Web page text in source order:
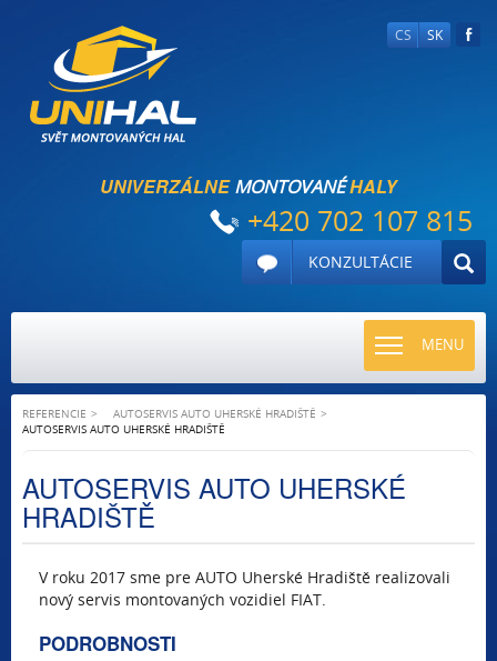
CS SK
UNIVERZÁLNEMONTOVANÉHALY
+420 702 107 815
KONZULTÁCIE
MENU
TOGGLE
REFERENCIE
AUTOSERVIS AUTO UHERSKÉ HRADIŠTĚ
AUTOSERVIS AUTO UHERSKÉ HRADIŠTĚ
AUTOSERVIS AUTO UHERSKÉ
HRADIŠTĚ
V roku 2017 sme pre AUTO Uherské Hradiště realizovali
nový servis montovaných vozidiel FIAT.
PODROBNOSTI